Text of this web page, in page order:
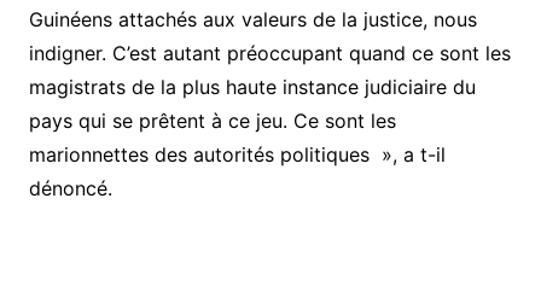
Guinéens attachés aux valeurs de la justice, nous
indigner. C’est autant préoccupant quand ce sont les
magistrats de la plus haute instance judiciaire du
pays qui se prêtent à ce jeu. Ce sont les
marionnettes des autorités politiques », a t-il
dénoncé.